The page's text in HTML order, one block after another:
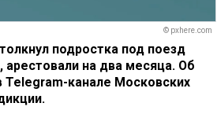
© pxhere.com
подростка под поезд
арестовали на два месяца. Об
канале Московских